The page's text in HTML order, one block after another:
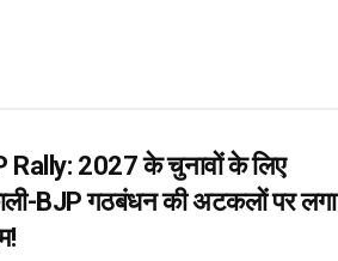
Rally: 2027 के चुनावों के लिए
BJP गठबंधन की अटकलों पर लगा